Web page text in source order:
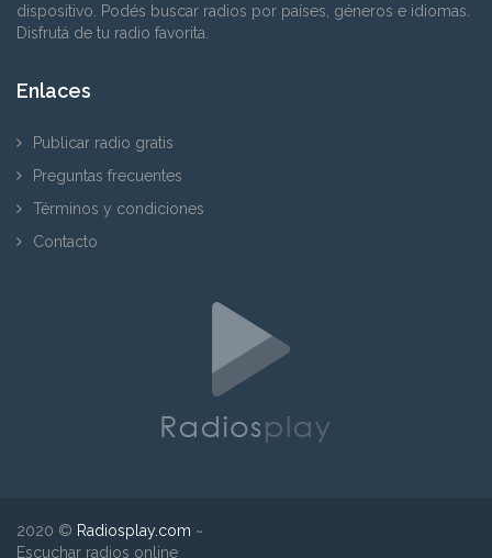
dispositivo. Podés buscar radios por países, géneros e idiomas.
Disfrutá de tu radio favorita.
Enlaces
Publicar radio gratis
Preguntas frecuentes
Términos y condiciones
Contacto
2020 © Radiosplay.com ~
Escuchar radios online